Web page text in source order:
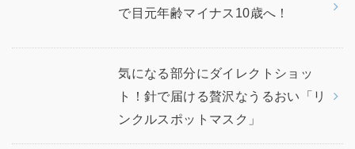
で目元年齢マイナス10歳へ！
気になる部分にダイレクトショッ
ト！針で届ける贅沢なうるおい「リ
ンクルスポットマスク」